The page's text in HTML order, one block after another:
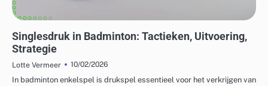
Singlesdruk in Badminton: Tactieken, Uitvoering,
Strategie
Lotte Vermeer
10/02/2026
In badminton enkelspel is drukspel essentieel voor het verkrijgen van